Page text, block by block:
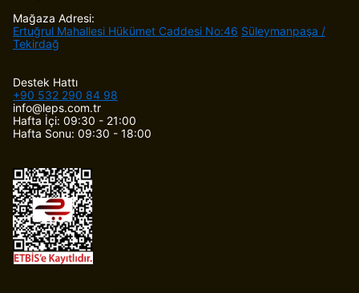
Mağaza Adresi:
Ertuğrul Mahallesi Hükümet Caddesi No:46 Süleymanpaşa /
Tekirdağ
Destek Hattı
+90 532 290 84 98
info@leps.com.tr
Hafta İçi: 09:30 - 21:00
Hafta Sonu: 09:30 - 18:00